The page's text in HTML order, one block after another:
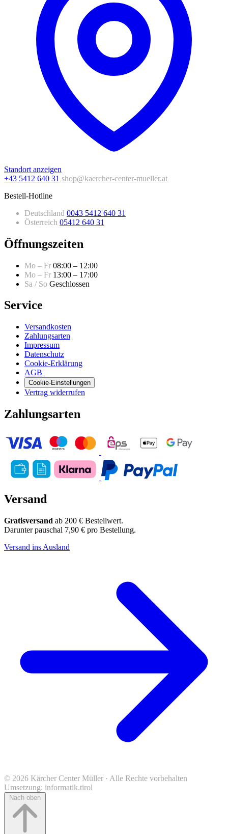
Standort anzeigen
+43 5412 640 31 shop@kaercher-center-mueller.at
Bestell-Hotline
Deutschland 0043 5412 640 31
Österreich 05412 640 31
Öffnungszeiten
Mo – Fr 08:00 – 12:00
Mo – Fr 13:00 – 17:00
Sa / So Geschlossen
Service
Versandkosten
Zahlungsarten
Impressum
Datenschutz
Cookie-Erklärung
AGB
Cookie-Einstellungen
Vertrag widerrufen
Zahlungsarten
Versand
Gratisversand ab 200 € Bestellwert.
Darunter pauschal 7,90 € pro Bestellung.
Versand ins Ausland
© 2026 Kärcher Center Müller · Alle Rechte vorbehalten
Umsetzung: informatik.tirol
Nach oben